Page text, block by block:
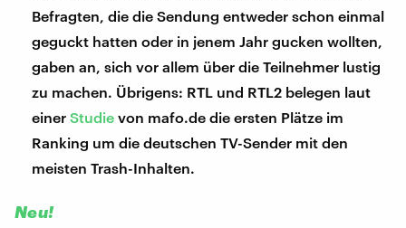
Befragten, die die Sendung entweder schon einmal
geguckt hatten oder in jenem Jahr gucken wollten,
gaben an, sich vor allem über die Teilnehmer lustig
zu machen. Übrigens: RTL und RTL2 belegen laut
einerStudie von mafo.de die ersten Plätze im
Ranking um die deutschen TV-Sender mit den
meisten Trash-Inhalten.
Neu!